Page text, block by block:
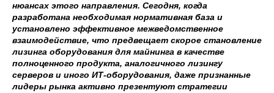
нюансах этого направления. Сегодня, когда
разработана необходимая нормативная база и
установлено эффективное межведомственное
взаимодействие, что предвещает скорое становление
лизинга оборудования для майнинга в качестве
полноценного продукта, аналогичного лизингу
серверов и иного ИТ-оборудования, даже признанные
лидеры рынка активно презентуют стратегии